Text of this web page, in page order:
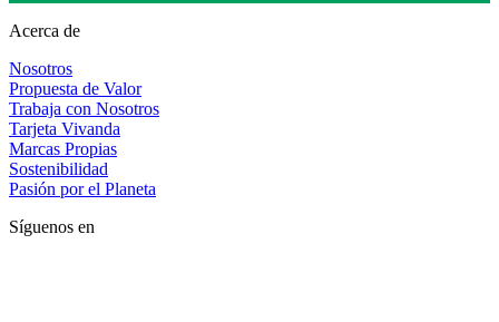
Acerca de
Nosotros
Propuesta de Valor
Trabaja con Nosotros
Tarjeta Vivanda
Marcas Propias
Sostenibilidad
Pasión por el Planeta
Síguenos en